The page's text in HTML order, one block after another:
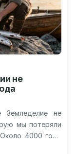
не
не
мы потеряли
4000 года